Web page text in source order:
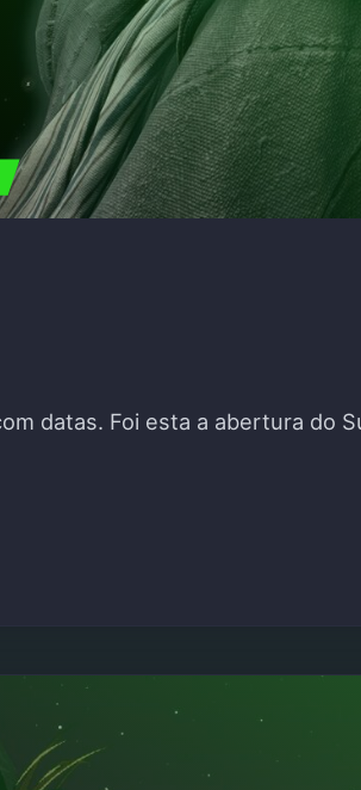
datas. Foi esta a abertura do